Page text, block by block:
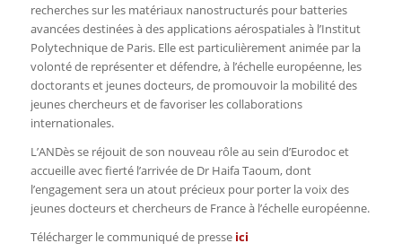
recherches sur les matériaux nanostructurés pour batteries
avancées destinées à des applications aérospatiales à l’Institut
Polytechnique de Paris. Elle est particulièrement animée par la
volonté de représenter et défendre, à l’échelle européenne, les
doctorants et jeunes docteurs, de promouvoir la mobilité des
jeunes chercheurs et de favoriser les collaborations
internationales.
L’ANDès se réjouit de son nouveau rôle au sein d’Eurodoc et
accueille avec fierté l’arrivée de Dr Haifa Taoum, dont
l’engagement sera un atout précieux pour porter la voix des
jeunes docteurs et chercheurs de France à l’échelle européenne.
Télécharger le communiqué de presse ici